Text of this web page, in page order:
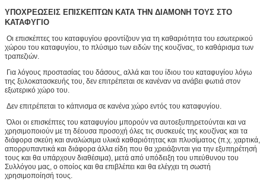
ΥΠΟΧΡΕΩΣΕΙΣ ΕΠΙΣΚΕΠΤΩΝ ΚΑΤΑ ΤΗΝ ΔΙΑΜΟΝΗ ΤΟΥΣ ΣΤΟ
ΚΑΤΑΦΥΓΙΟ
Οι επισκέπτες του καταφυγίου φροντίζουν για τη καθαριότητα του εσωτερικού
χώρου του καταφυγίου, το πλύσιμο των ειδών της κουζίνας, το καθάρισμα των
τραπεζιών.
Για λόγους προστασίας του δάσους, αλλά και του ίδιου του καταφυγίου λόγω
της ξυλοκατασκευής του, δεν επιτρέπεται σε κανέναν να ανάβει φωτιά στον
εξωτερικό χώρο του.
Δεν επιτρέπεται το κάπνισμα σε κανένα χώρο εντός του καταφυγίου.
Όλοι οι επισκέπτες του καταφυγίου μπορούν να αυτοεξυπηρετούνται και να
χρησιμοποιούν με τη δέουσα προσοχή όλες τις συσκευές της κουζίνας και τα
διάφορα σκεύη και αναλώσιμα υλικά καθαριότητας και πλυσίματος (π.χ. χαρτικά,
απορρυπαντικά και διάφορα άλλα είδη που θα χρειάζονται για την εξυπηρέτησή
τους και θα υπάρχουν διαθέσιμα), μετά από υπόδειξη του υπεύθυνου του
Συλλόγου μας, ο οποίος και θα επιβλέπει και θα ελέγχει τη σωστή
χρησιμοποίησή τους.